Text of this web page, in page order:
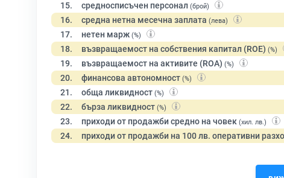
15. средносписъчен персонал (брой)
16. средна нетна месечна заплата (лева)
17. нетен марж (%)
18. възвращаемост на собствения капитал (ROE) (%)
19. възвращаемост на активите (ROA) (%)
20. финансова автономност (%)
21. обща ликвидност (%)
22. бърза ликвидност (%)
23. приходи от продажби средно на човек (хил. лв.)
24. приходи от продажби на 100 лв. оперативни